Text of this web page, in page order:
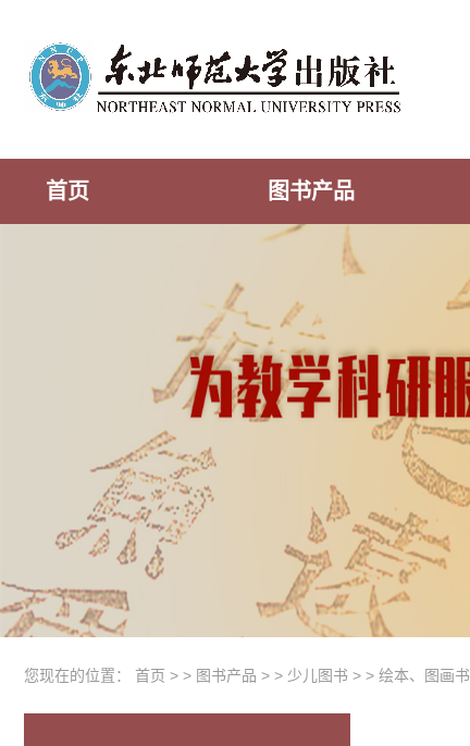
首页 图书产品
您现在的位置： 首页 > > 图书产品 > > 少儿图书 > > 绘本、图画书